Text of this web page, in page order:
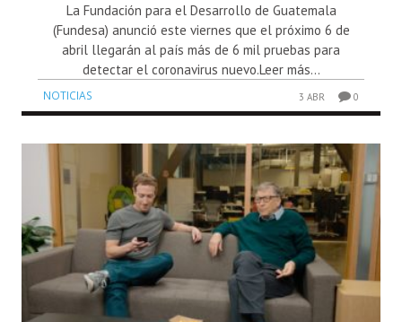
La Fundación para el Desarrollo de Guatemala
(Fundesa) anunció este viernes que el próximo 6 de
abril llegarán al país más de 6 mil pruebas para
detectar el coronavirus nuevo.Leer más...
NOTICIAS 3 ABR 0